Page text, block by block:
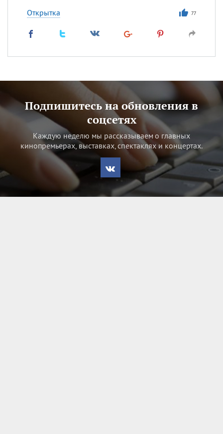
Открытка 77
Подпишитесь на обновления в
соцсетях
Каждую неделю мы рассказываем о главных
кинопремьерах, выставках, спектаклях и концертах.